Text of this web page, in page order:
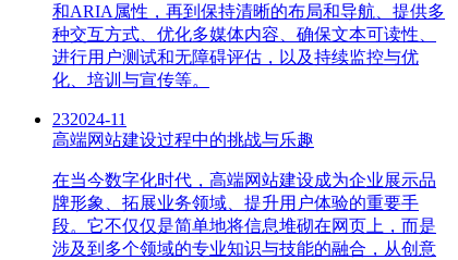
和ARIA属性，再到保持清晰的布局和导航、提供多
种交互方式、优化多媒体内容、确保文本可读性、
进行用户测试和无障碍评估，以及持续监控与优
化、培训与宣传等。
232024-11
高端网站建设过程中的挑战与乐趣
在当今数字化时代，高端网站建设成为企业展示品
牌形象、拓展业务领域、提升用户体验的重要手
段。它不仅仅是简单地将信息堆砌在网页上，而是
涉及到多个领域的专业知识与技能的融合，从创意